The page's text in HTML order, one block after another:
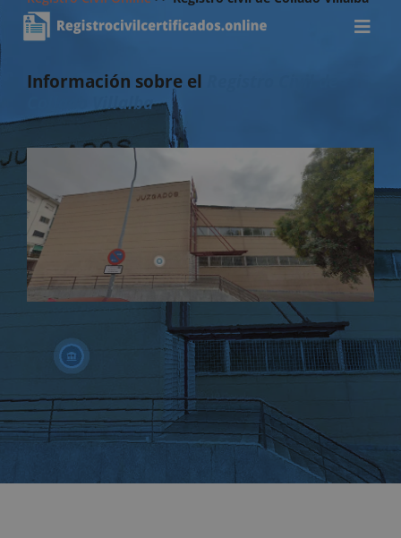
Información sobre el
Collado Villalba